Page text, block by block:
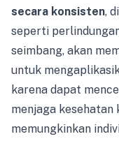
secara konsisten,
seperti
seimbang, akan
untuk
karena dapat
menjaga
memungkinkan